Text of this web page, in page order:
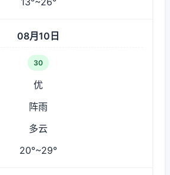
08月10日
30
优
阵雨
多云
20°~29°